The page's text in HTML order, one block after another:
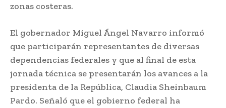
zonas costeras.
El gobernador Miguel Ángel Navarro informó
que participarán representantes de diversas
dependencias federales y que al final de esta
jornada técnica se presentarán los avances a la
presidenta de la República, Claudia Sheinbaum
Pardo. Señaló que el gobierno federal ha